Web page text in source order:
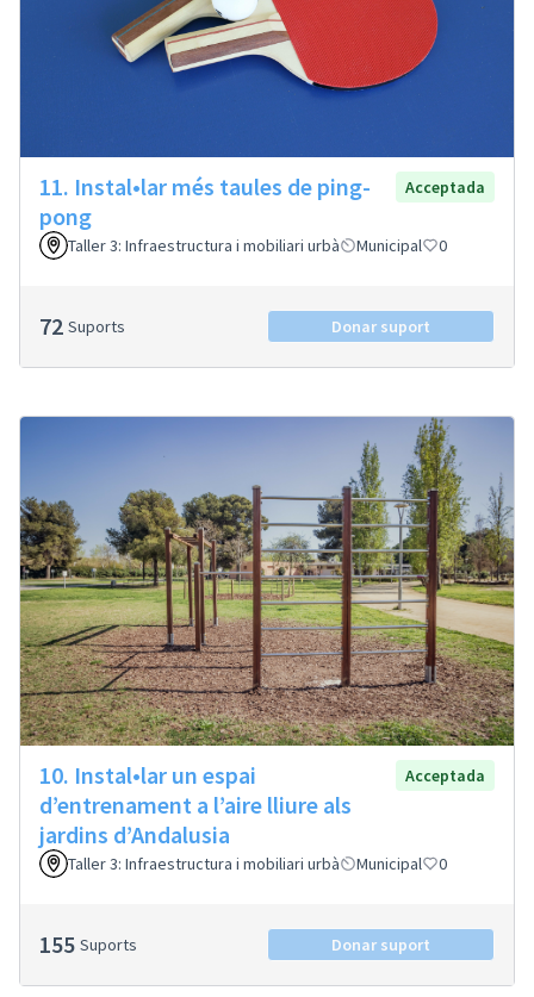
11. Instal•lar més taules de ping-
pong
Acceptada
Taller 3: Infraestructura i mobiliari urbà Municipal 0
72 Suports Donar suport
10. Instal•lar un espai
d’entrenament a l’aire lliure als
jardins d’Andalusia
Acceptada
Taller 3: Infraestructura i mobiliari urbà Municipal 0
155 Suports Donar suport